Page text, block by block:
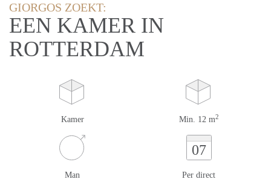
GIORGOS ZOEKT:
EEN KAMER IN
ROTTERDAM
Kamer Min. 12 m2
Man
07
Per direct